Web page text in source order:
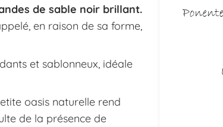
de sable noir brillant.
en raison de sa forme,
et sablonneux, idéale
oasis naturelle rend
de la présence de